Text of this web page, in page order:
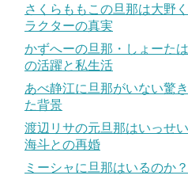
さくらももこの旦那は大野
ラクターの真実
かずへーの旦那・しょーた
の活躍と私生活
あべ静江に旦那がいない驚
た背景
渡辺リサの元旦那はいっせ
海斗との再婚
ミーシャに旦那はいるのか